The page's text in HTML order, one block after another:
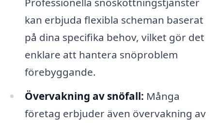
kan erbjuda flexibla scheman baserat
på dina specifika behov, vilket gör det
enklare att hantera snöproblem
förebyggande.
Övervakning av snöfall: Många
företag erbjuder även övervakning av